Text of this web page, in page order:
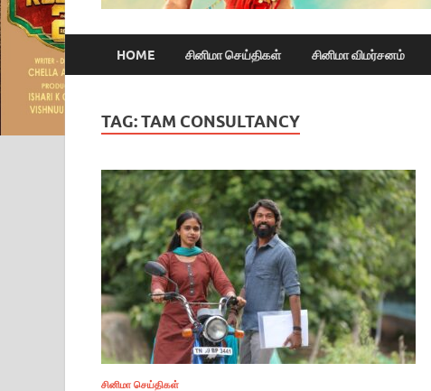
HOME சினிமா செய்திகள் சினிமா விமர்சனம்
TAG:TAM CONSULTANCY
சினிமா செய்திகள்